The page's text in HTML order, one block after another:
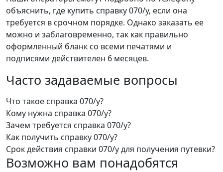
объяснить, где купить справку 070/у, если она
требуется в срочном порядке. Однако заказать ее
можно и заблаговременно, так как правильно
оформленный бланк со всеми печатями и
подписями действителен 6 месяцев.
Часто задаваемые вопросы
Что такое справка 070/у?
Кому нужна справка 070/у?
Зачем требуется справка 070/у?
Как получить справку 070/у?
Срок действия справки 070/у для получения путевки?
Возможно вам понадобятся